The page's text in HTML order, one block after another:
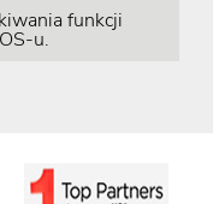
funkcji
u.